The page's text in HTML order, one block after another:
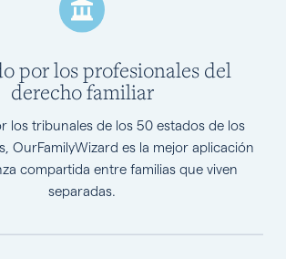
por los profesionales del
derecho familiar
los tribunales de los 50 estados de los
OurFamilyWizard es la mejor aplicación
compartida entre familias que viven
separadas.